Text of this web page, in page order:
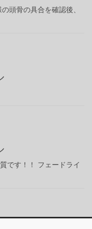
頭骨の具合を確認後、
です！！ フェードライ